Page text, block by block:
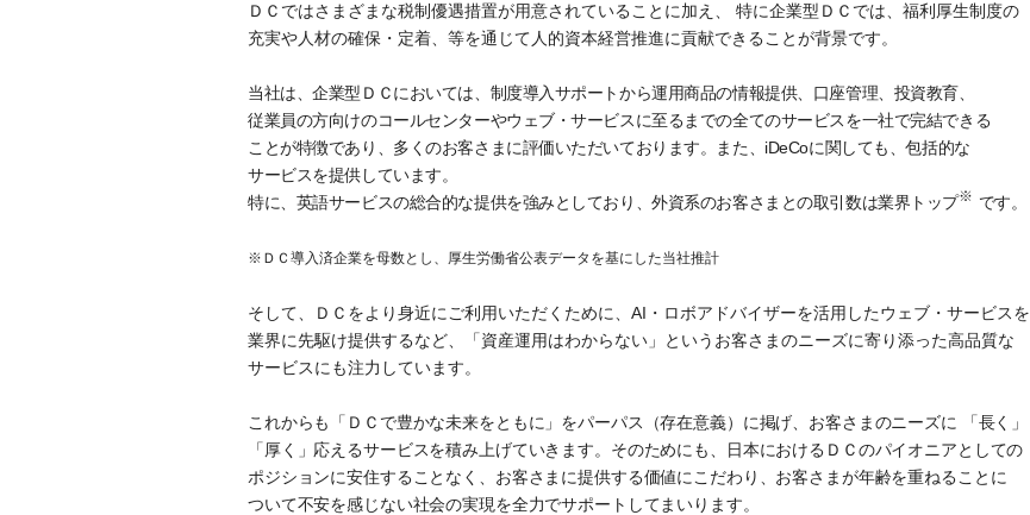
ＤＣではさまざまな税制優遇措置が用意されていることに加え、 特に企業型ＤＣでは、福利厚生制度の
充実や人材の確保・定着、等を通じて人的資本経営推進に貢献できることが背景です。
当社は、企業型ＤＣにおいては、制度導入サポートから運用商品の情報提供、口座管理、投資教育、
従業員の方向けのコールセンターやウェブ・サービスに至るまでの全てのサービスを一社で完結できる
ことが特徴であり、多くのお客さまに評価いただいております。また、iDeCoに関しても、包括的な
サービスを提供しています。
特に、英語サービスの総合的な提供を強みとしており、外資系のお客さまとの取引数は業界トップ※ です。
※ＤＣ導入済企業を母数とし、厚生労働省公表データを基にした当社推計
そして、ＤＣをより身近にご利用いただくために、AI・ロボアドバイザーを活用したウェブ・サービスを
業界に先駆け提供するなど、「資産運用はわからない」というお客さまのニーズに寄り添った高品質な
サービスにも注力しています。
これからも「ＤＣで豊かな未来をともに」をパーパス（存在意義）に掲げ、お客さまのニーズに 「長く」
「厚く」応えるサービスを積み上げていきます。そのためにも、日本におけるＤＣのパイオニアとしての
ポジションに安住することなく、お客さまに提供する価値にこだわり、お客さまが年齢を重ねることに
ついて不安を感じない社会の実現を全力でサポートしてまいります。